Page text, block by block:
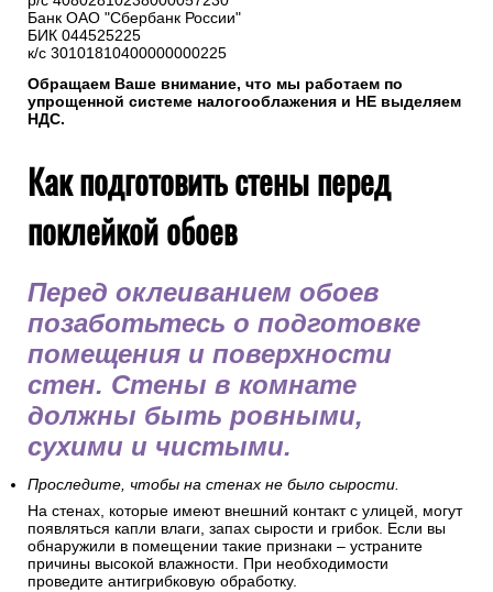
Банк ОАО "Сбербанк России"
БИК 044525225
к/с 30101810400000000225
Обращаем Ваше внимание, что мы работаем по
упрощенной системе налогооблажения и НЕ выделяем
НДС.
Как подготовить стены перед
поклейкой обоев
Перед оклеиванием обоев
позаботьтесь о подготовке
помещения и поверхности
стен. Стены в комнате
должны быть ровными,
сухими и чистыми.
Проследите, чтобы на стенах не было сырости.
На стенах, которые имеют внешний контакт с улицей, могут
появляться капли влаги, запах сырости и грибок. Если вы
обнаружили в помещении такие признаки – устраните
причины высокой влажности. При необходимости
проведите антигрибковую обработку.